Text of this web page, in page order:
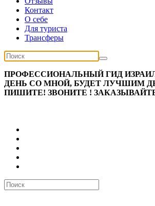
Контакт
О себе
Для туриста
Трансферы
ПРОФЕССИОНАЛЬНЫЙ ГИД
ДЕНЬ СО МНОЙ, БУДЕТ ЛУЧШИМ
ПИШИТЕ! ЗВОНИТЕ !